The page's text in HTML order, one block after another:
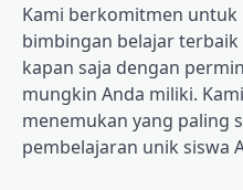
Kami berkomitmen
bimbingan belajar
kapan saja dengan
mungkin Anda miliki.
menemukan yang paling
pembelajaran unik siswa